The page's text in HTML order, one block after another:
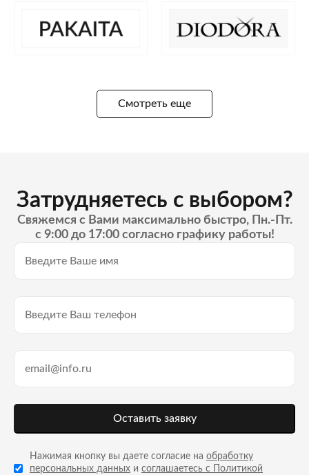
Смотреть еще
Затрудняетесь с выбором?
Свяжемся с Вами максимально быстро, Пн.-Пт.
с 9:00 до 17:00 согласно графику работы!
Оставить заявку
Нажимая кнопку вы даете согласие на обработку
персональных данных и соглашаетесь с Политикой